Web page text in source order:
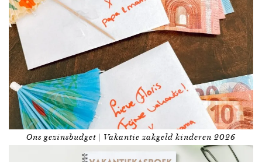
Ons gezinsbudget | Vakantie zakgeld kinderen 2026